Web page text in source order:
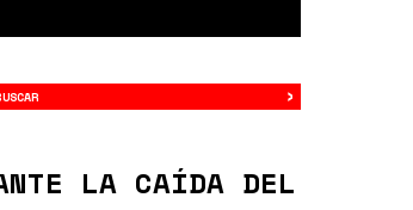
›
LA CAÍDA DEL